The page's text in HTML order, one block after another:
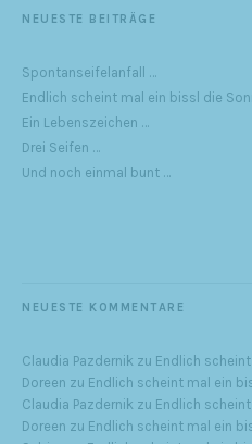
NEUESTE BEITRÄGE
Spontanseifelanfall …
Endlich scheint mal ein bissl die
Ein Lebenszeichen …
Drei Seifen …
Und noch einmal bunt …
NEUESTE KOMMENTARE
Claudia Pazdernik zu Endlich
Doreen zu Endlich scheint mal ein
Claudia Pazdernik zu Endlich
Doreen zu Endlich scheint mal ein